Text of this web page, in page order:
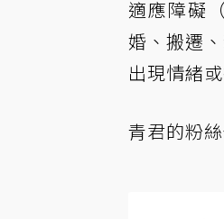
適應障礙
婚、搬遷
出現情緒
青君的粉